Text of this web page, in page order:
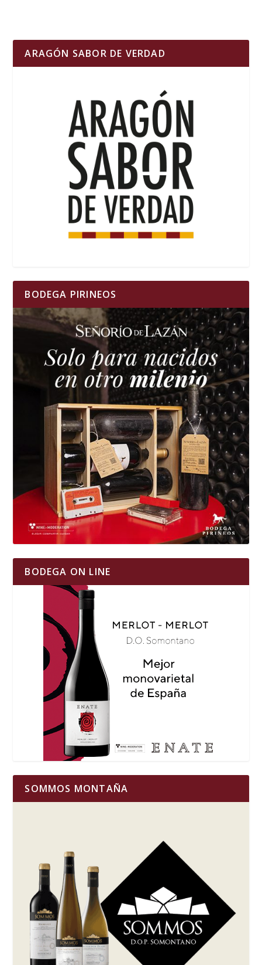
ARAGÓN SABOR DE VERDAD
BODEGA PIRINEOS
BODEGA ON LINE
SOMMOS MONTAÑA